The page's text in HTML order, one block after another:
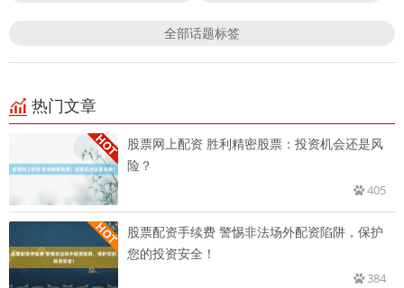
全部话题标签
热门文章
股票网上配资 胜利精密股票：投资机会还是风
险？
405
股票配资手续费 警惕非法场外配资陷阱，保护
您的投资安全！
384